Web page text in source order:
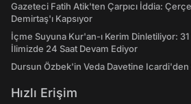
Gazeteci Fatih Atik'ten Çarpıcı İddia:
Demirtaş'ı Kapsıyor
İçme Suyuna Kur'an-ı Kerim Dinletiliyor: 31
İlimizde 24 Saat Devam Ediyor
Dursun Özbek'in Veda Davetine Icardi'den
Hızlı Erişim